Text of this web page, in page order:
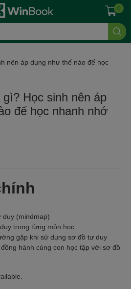
0
nên áp dụng như thế nào để học
Học sinh nên áp
để học nhanh nhớ
(mindmap)
trong từng môn học
gặp khi sử dụng sơ đồ tư duy
hành cùng con học tập với sơ đồ